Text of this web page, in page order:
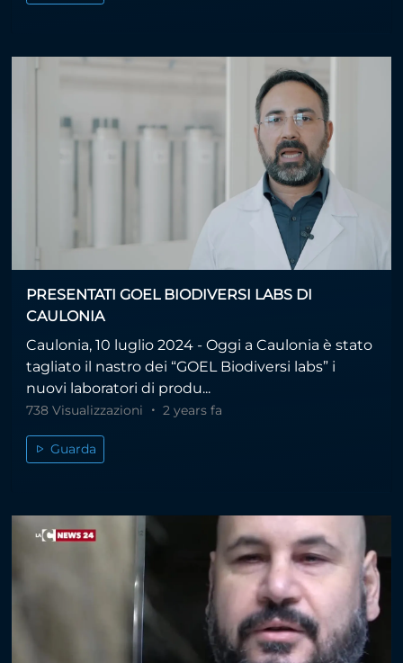
PRESENTATI GOEL BIODIVERSI LABS DI
CAULONIA
Caulonia, 10 luglio 2024 - Oggi a Caulonia è stato
tagliato il nastro dei “GOEL Biodiversi labs” i
nuovi laboratori di produ...
738 Visualizzazioni 2 years fa
Guarda